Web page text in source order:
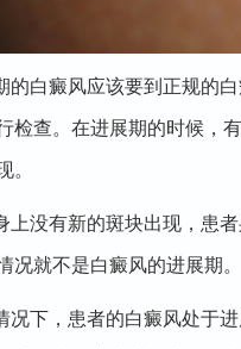
癜风应该要到正规的白
检查。在进展期的时候，
。
有新的斑块出现，患者
况就不是白癜风的进展期。
，患者的白癜风处于进